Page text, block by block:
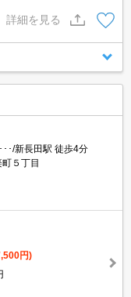
に一度も来店せずとも
いる物件も全てご紹介
付けください★
詳細を見る
･/新長田駅 徒歩4分
５丁目
円)